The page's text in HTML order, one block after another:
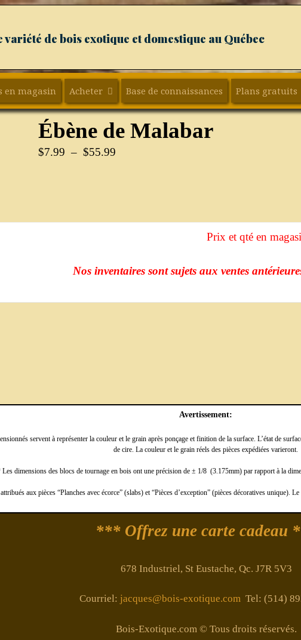
variété de bois exotique et domestique au Québec
en magasin Acheter Base de connaissances Plans gratuits
Ébène de Malabar
$7.99 – $55.99
Prix et qté en
Nos inventaires sont sujets aux ventes
Avertissement:
servent à représenter la couleur et le grain après ponçage et finition de la surface. L’état de
de cire. La couleur et le grain réels des pièces expédiées varieront.
dimensions des blocs de tournage en bois ont une précision de ± 1/8 (3.175mm) par rapport à la
aux pièces “Planches avec écorce” (slabs) et “Pièces d’exception” (pièces décoratives unique).
*** Offrez une carte cadeau
678 Industriel, St Eustache, Qc. J7R 5V3
Courriel: jacques@bois-exotique.comTel: (514)
Bois-Exotique.com © Tous droits réservés.